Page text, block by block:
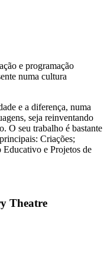
e programação
numa cultura
e a diferença, numa
seja reinventando
O seu trabalho é bastante
Criações;
e Projetos de
Theatre